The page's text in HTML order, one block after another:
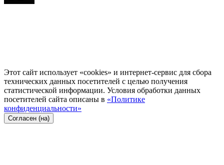
Этот сайт использует «cookies» и интернет-сервис для сбора
технических данных посетителей с целью получения
статистической информации. Условия обработки данных
посетителей сайта описаны в «Политике
конфиденциальности»
Согласен (на)